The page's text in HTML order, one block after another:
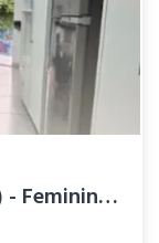
Hostel (Quarto Compartilhado) - Feminino...